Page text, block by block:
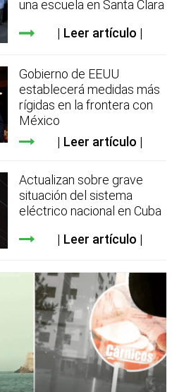
una escuela en Santa Clara
Leer artículo
Gobierno de EEUU
establecerá medidas más
rígidas en la frontera con
México
Leer artículo
Actualizan sobre grave
situación del sistema
eléctrico nacional en Cuba
Leer artículo